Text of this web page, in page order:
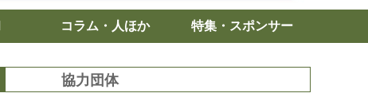
コラム・人ほか 特集・スポンサー
協力団体